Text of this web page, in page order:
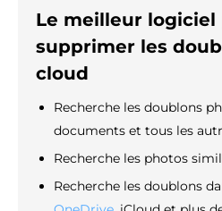
Le meilleur logiciel
supprimer les
cloud
Recherche les doublons
documents et tous les
Recherche les photos
Recherche les doublons